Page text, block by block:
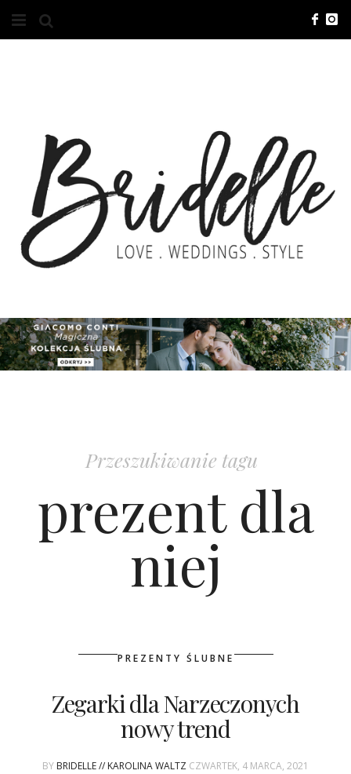
O NAS
KONTAKT
REKLAMA
ADVERTISING
ZGŁOSZENIA
KSIĄŻKI BRIDELLE
ŚLUBNE STYLE
Przeszukiwanie tagu
prezent dla
niej
PREZENTY ŚLUBNE
Zegarki dla Narzeczonych
nowy trend
BY BRIDELLE // KAROLINA WALTZ CZWARTEK, 4 MARCA, 2021